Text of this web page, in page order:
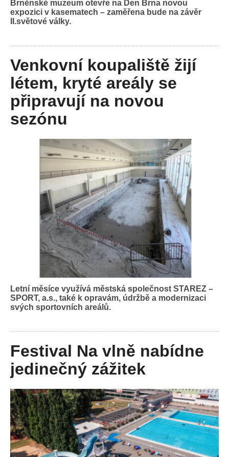
Brněnské muzeum otevře na Den Brna novou
expozici v kasematech – zaměřena bude na závěr
II.světové války.
Venkovní koupaliště žijí
létem, kryté areály se
připravují na novou
sezónu
Letní měsíce využívá městská společnost STAREZ –
SPORT, a.s., také k opravám, údržbě a modernizaci
svých sportovních areálů.
Festival Na vlně nabídne
jedinečný zážitek